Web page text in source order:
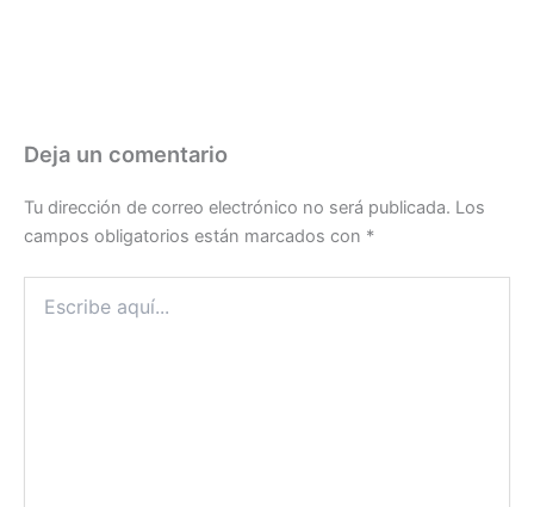
Deja un comentario
Tu dirección de correo electrónico no será publicada. Los
campos obligatorios están marcados con *
aquí...